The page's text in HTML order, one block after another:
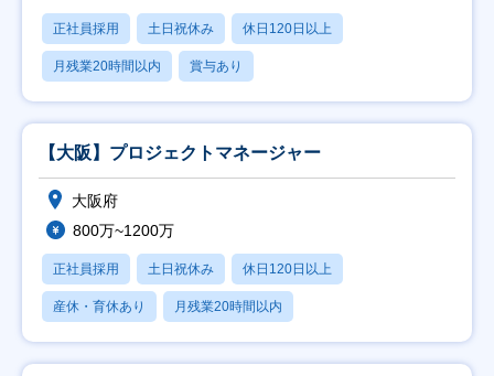
正社員採用 土日祝休み 休日120日以上
月残業20時間以内 賞与あり
【大阪】プロジェクトマネージャー
大阪府
800万~1200万
正社員採用 土日祝休み 休日120日以上
産休・育休あり 月残業20時間以内